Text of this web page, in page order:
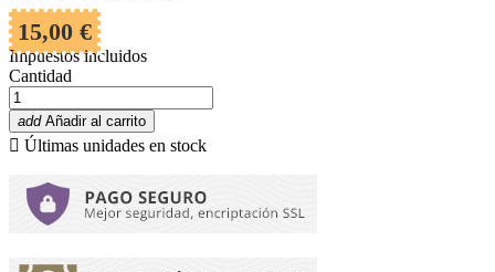
15,00 €
Impuestos incluidos
Cantidad
add Añadir al carrito
 Últimas unidades en stock